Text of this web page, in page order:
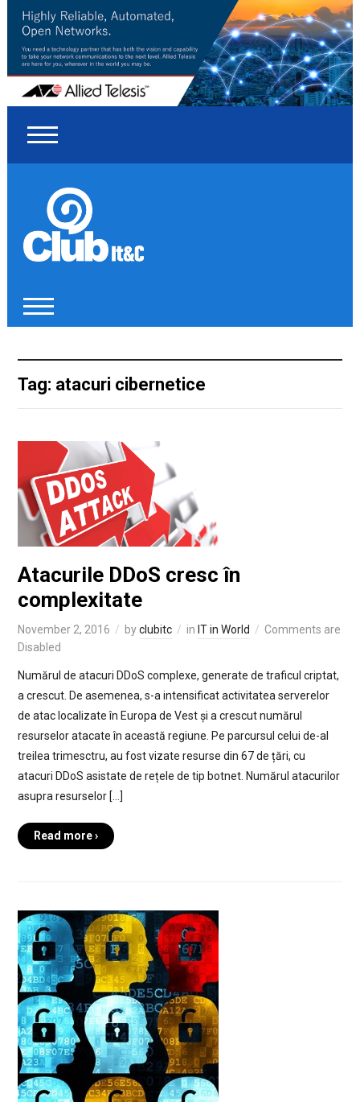
Tag: atacuri cibernetice
Atacurile DDoS cresc în
complexitate
November 2, 2016 byclubitc in IT in World
Comments are
Disabled
Numărul de atacuri DDoS complexe, generate de traficul criptat,
a crescut. De asemenea, s-a intensificat activitatea serverelor
de atac localizate în Europa de Vest și a crescut numărul
resurselor atacate în această regiune. Pe parcursul celui de-al
treilea trimesctru, au fost vizate resurse din 67 de țări, cu
atacuri DDoS asistate de rețele de tip botnet. Numărul atacurilor
asupra resurselor […]
Read more ›